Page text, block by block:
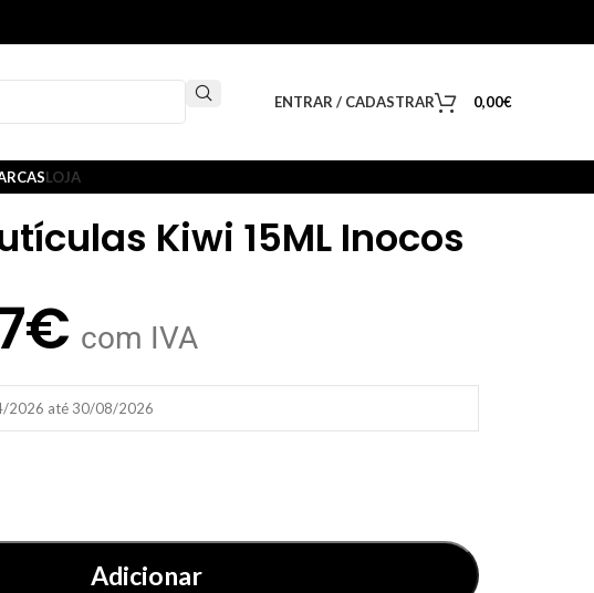
ENTRAR / CADASTRAR 0,00€
LOJA
Kiwi 15ML Inocos
€ com IVA
2026 até 30/08/2026
Adicionar